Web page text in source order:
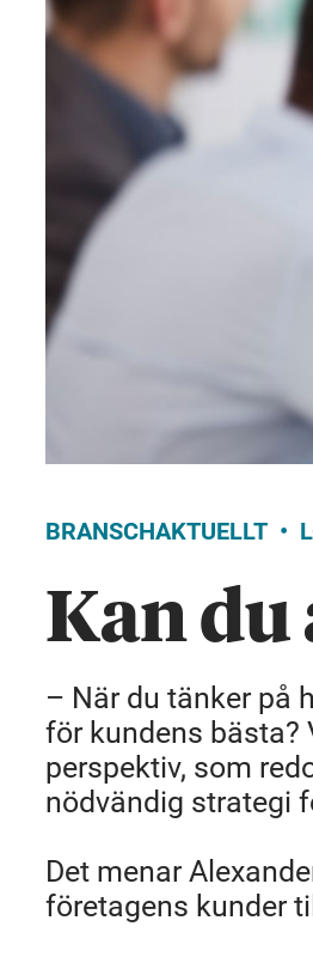
BRANSCHAKTUELLT
Kan du
– När du tänker på
för kundens bästa?
perspektiv, som
nödvändig strategi
Det menar
företagens kunder